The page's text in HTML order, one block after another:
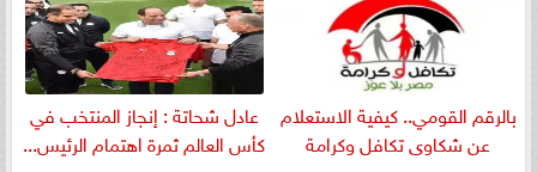
بالرقم القومي.. كيفية الاستعلام
عن شكاوى تكافل وكرامة
عادل شحاتة : إنجاز المنتخب في
كأس العالم ثمرة اهتمام الرئيس...